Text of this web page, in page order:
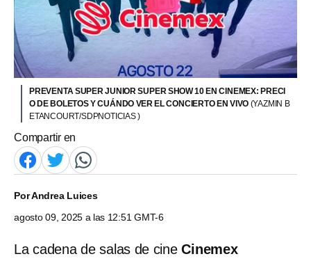
PREVENTA SUPER JUNIOR SUPER SHOW 10 EN CINEMEX: PRECI
O DE BOLETOS Y CUÁNDO VER EL CONCIERTO EN VIVO (YAZMIN B
ETANCOURT/SDPNOTICIAS )
Compartir en
PorAndrea Luices
agosto 09, 2025 a las 12:51 GMT-6
La cadena de salas de cineCinemex